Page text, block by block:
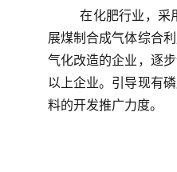
在化肥行业，采
展煤制合成气体综合
气化改造的企业，逐
以上企业。引导现有
料的开发推广力度。